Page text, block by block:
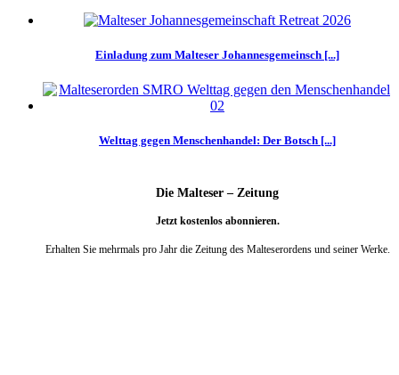
Einladung zum Malteser Johannesgemeinsch [...]
Welttag gegen Menschenhandel: Der Botsch [...]
Die Malteser – Zeitung
Jetzt kostenlos abonnieren.
Erhalten Sie mehrmals pro Jahr die Zeitung des Malteserordens und seiner Werke.